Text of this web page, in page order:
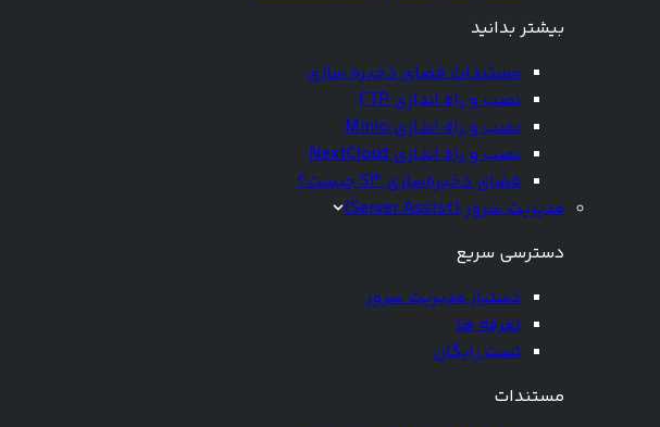
بیشتر بدانید
مستندات فضای ذخیره سازی
نصب و راه اندازی FTP
نصب و راه اندازی Minio
نصب و راه اندازی NextCloud
فضای ذخیره‌سازی S3 چیست؟
مدیریت سرور (Server Assist)
دسترسی سریع
دستیار مدیریت سرور
تعرفه ها
تست رایگان
مستندات